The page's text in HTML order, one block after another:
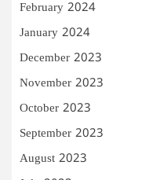
February 2024
January 2024
December 2023
November 2023
October 2023
September 2023
August 2023